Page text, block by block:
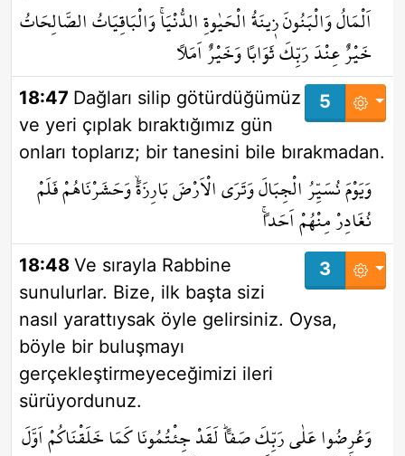
اَلْمَالُ وَالْبَنُونَ ز۪ينَةُ الْحَيٰوةِ الدُّنْيَاۚ وَالْبَاقِيَاتُ الصَّالِحَاتُ
خَيْرٌ عِنْدَ رَبِّكَ ثَوَاباً وَخَيْرٌ اَمَلاً
5
18:47 Dağları silip götürdüğümüz
ve yeri çıplak bıraktığımız gün
onları toplarız; bir tanesini bile bırakmadan.
وَيَوْمَ نُسَيِّرُ الْجِبَالَ وَتَرَى الْاَرْضَ بَارِزَةًۙ وَحَشَرْنَاهُمْ فَلَمْ
نُغَادِرْ مِنْهُمْ اَحَداًۚ
3
18:48 Ve sırayla Rabbine
sunulurlar. Bize, ilk başta sizi
nasıl yarattıysak öyle gelirsiniz. Oysa,
böyle bir buluşmayı
gerçekleştirmeyeceğimizi ileri
sürüyordunuz.
وَعُرِضُوا عَلٰى رَبِّكَ صَفاًّۜ لَقَدْ جِئْتُمُونَا كَمَا خَلَقْنَاكُمْ اَوَّلَ